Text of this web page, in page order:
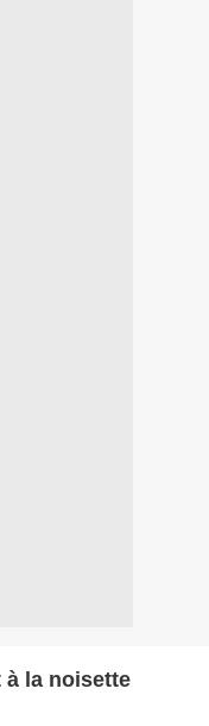
à la noisette